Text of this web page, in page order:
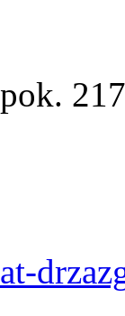
217